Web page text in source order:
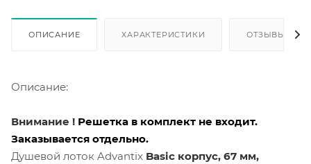
ОПИСАНИЕ ХАРАКТЕРИСТИКИ ОТЗЫВЫ
Описание:
Внимание ! Решетка в комплект не входит.
Заказывается отдельно.
Душевой лоток Advantix Basic корпус, 67 мм,